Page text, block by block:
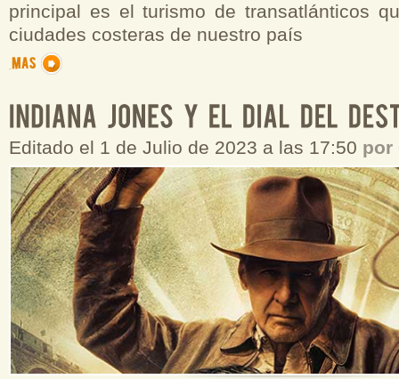
principal es el turismo de transatlánticos
ciudades costeras de nuestro país
Editado el 1 de Julio de 2023 a las 17:50 por